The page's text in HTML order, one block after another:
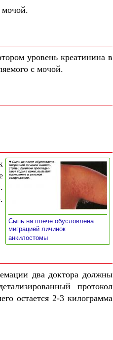
мочой.
уровень креатинина в
с мочой.
Сыпь на плече обусловлена
миграцией личинок
анкилостомы
два доктора должны
протокол
остается 2-3 килограмма